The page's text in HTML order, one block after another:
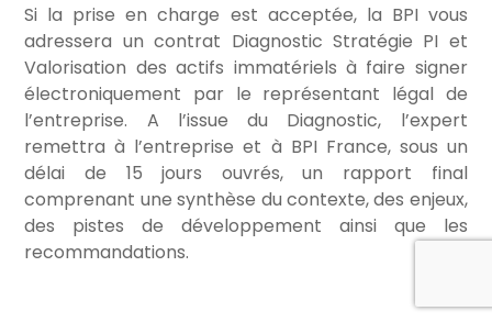
Si la prise en charge est acceptée, la BPI vous
adressera un contrat Diagnostic Stratégie PI et
Valorisation des actifs immatériels à faire signer
électroniquement par le représentant légal de
l’entreprise. A l’issue du Diagnostic, l’expert
remettra à l’entreprise et à BPI France, sous un
délai de 15 jours ouvrés, un rapport final
comprenant une synthèse du contexte, des enjeux,
des pistes de développement ainsi que les
recommandations.